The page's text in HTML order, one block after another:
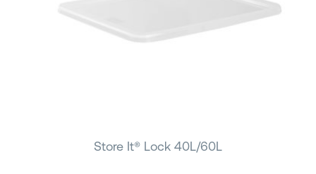
Store It® Lock 40L/60L